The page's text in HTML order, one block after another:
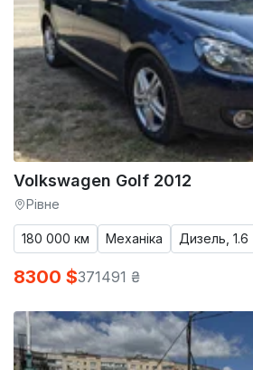
Volkswagen Golf 2012
Рівне
180 000 км Механіка Дизель, 1.6
8300 $371491 ₴